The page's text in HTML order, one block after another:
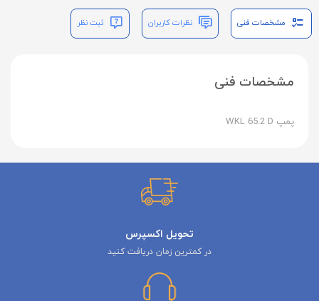
مشخصات فنی نظرات کاربران ثبت نظر
مشخصات فنی
پمپ WKL 65.2 D
تحویل اکسپرس
در کمترین زمان دریافت کنید